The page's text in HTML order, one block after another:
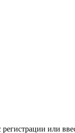
или